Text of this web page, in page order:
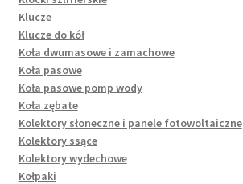
Klucze
Klucze do kół
Koła dwumasowe i zamachowe
Koła pasowe
Koła pasowe pomp wody
Koła zębate
Kolektory słoneczne i panele fotowoltaiczne
Kolektory ssące
Kolektory wydechowe
Kołpaki